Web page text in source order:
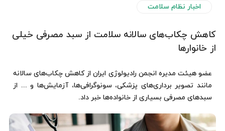
اخبار نظام سلامت
کاهش چکاب‌های سالانه سلامت از سبد مصرفی خیلی
از خانوارها
عضو هیئت مدیره انجمن رادیولوژی ایران از کاهش چکاب‌های سالانه
مانند تصویر برداری‌های پزشکی، سونوگرافی‌ها، آزمایش‌ها و ... از
سبدهای مصرفی بسیاری از خانواده‌ها خبر داد.